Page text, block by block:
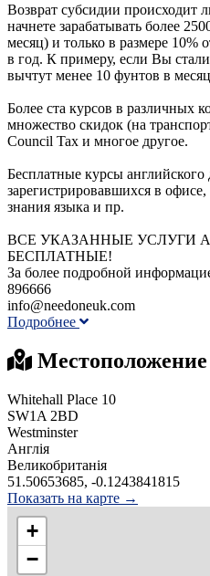
Возврат субсидии происходит
начнете зарабатывать более
месяц) и только в размере
в год. К примеру, если Вы
вычтут менее 10 фунтов в
Более ста курсов в различных
множество скидок (на
Council Tax и многое другое.
Бесплатные курсы английского
зарегистрировавшихся в
знания языка и пр.
ВСЕ УКАЗАННЫЕ УСЛУГИ
БЕСПЛАТНЫЕ!
За более подробной
896666
info@needoneuk.com
Подробнее
Местоположение
Whitehall Place 10
SW1A 2BD
Westminster
Англія
Великобританія
51.50653685, -0.1243841815
Показать на карте →
+
−